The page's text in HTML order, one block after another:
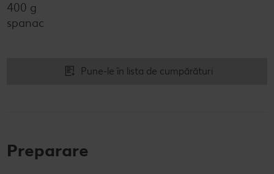
400 g
spanac
Pune-le în lista de cumpărături
Preparare